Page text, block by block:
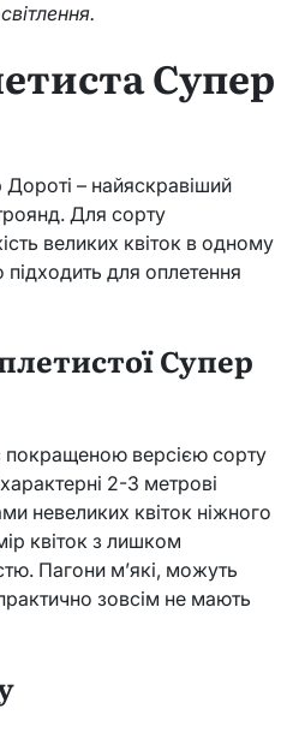
Супер
– найяскравіший
Для сорту
великих квіток в одному
підходить для оплетення
Супер
версією сорту
2-3 метрові
невеликих квіток ніжного
квіток з лишком
Пагони м’які, можуть
зовсім не мають